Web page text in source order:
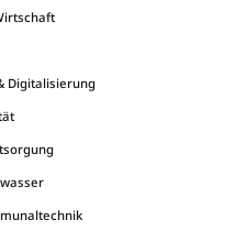
Digitalisierung